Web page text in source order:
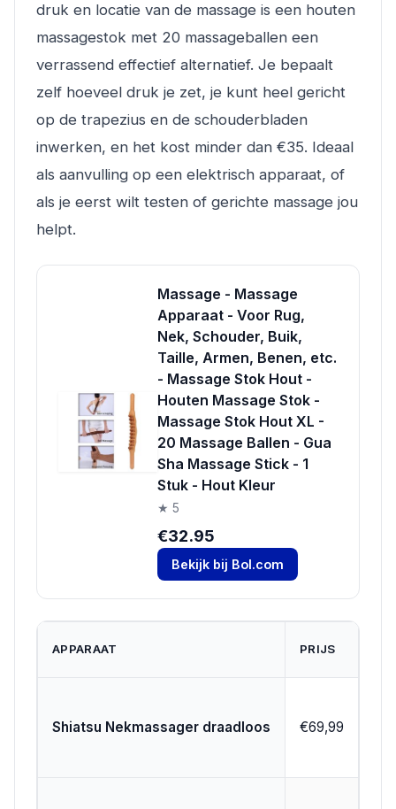
druk en locatie van de massage is een houten
massagestok met 20 massageballen een
verrassend effectief alternatief. Je bepaalt
zelf hoeveel druk je zet, je kunt heel gericht
op de trapezius en de schouderbladen
inwerken, en het kost minder dan €35. Ideaal
als aanvulling op een elektrisch apparaat, of
als je eerst wilt testen of gerichte massage jou
helpt.
Massage - Massage
Apparaat - Voor Rug,
Nek, Schouder, Buik,
Taille, Armen, Benen, etc.
- Massage Stok Hout -
Houten Massage Stok -
Massage Stok Hout XL -
20 Massage Ballen - Gua
Sha Massage Stick - 1
Stuk - Hout Kleur
★ 5
€32.95
Bekijk bij Bol.com
APPARAAT PRIJS
Shiatsu Nekmassager draadloos €69,99